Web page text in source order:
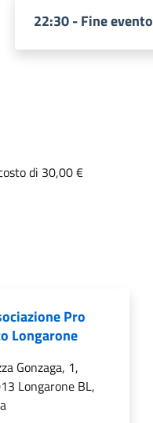
22:30 - Fine evento
di 30,00 €
Pro
Longarone
Gonzaga, 1,
Longarone BL,